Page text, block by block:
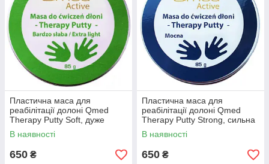
Пластична маса для
реабілітації долоні Qmed
Therapy Putty Soft, дуже
м'яка
В наявності
650 ₴
Пластична маса для
реабілітації долоні Qmed
Therapy Putty Strong, сильна
В наявності
650 ₴